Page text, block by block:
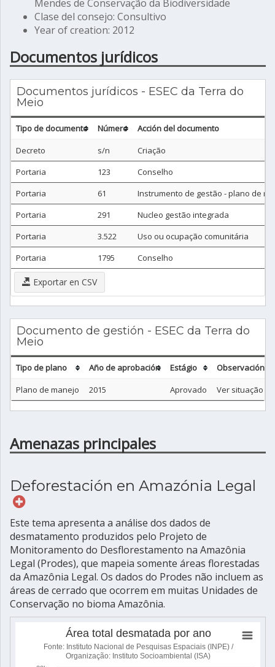
Mendes de Conservação da Biodiversidade
Clase del consejo: Consultivo
Year of creation: 2012
Documentos jurídicos
Documentos jurídicos - ESEC da Terra do
Meio
Tipo de documento Número
Acción del documento
Decreto
s/n
Criação
Portaria
123
Conselho
Portaria
61
Instrumento de gestão - plano de
Portaria
291
Nucleo gestão integrada
Portaria
3.522
Uso ou ocupação comunitária
Portaria
1795 Conselho
Exportar en CSV
Documento de gestión - ESEC da Terra do
Meio
Tipo de plano Año de aprobación Estágio
Observación
Plano de manejo
2015 Aprovado Ver situação
Amenazas principales
Deforestación en Amazónia Legal
Este tema apresenta a análise dos dados de
desmatamento produzidos pelo Projeto de
Monitoramento do Desflorestamento na Amazônia
Legal (Prodes), que mapeia somente áreas florestadas
da Amazônia Legal. Os dados do Prodes não incluem as
áreas de cerrado que ocorrem em muitas Unidades de
Conservação no bioma Amazônia.